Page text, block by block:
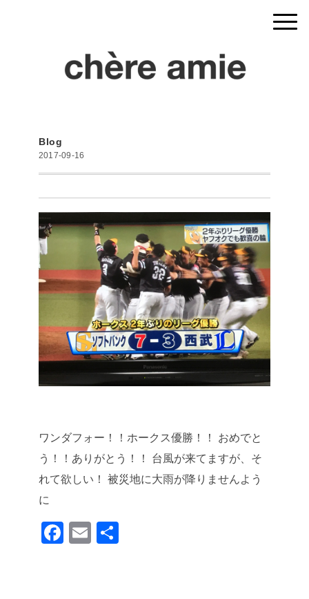
Blog
2017-09-16
ワンダフォー！！ホークス優勝！！
おめでと
う！！ありがとう！！
台風が来てますが、そ
れて欲しい！
被災地に大雨が降りませんよう
に
F
E